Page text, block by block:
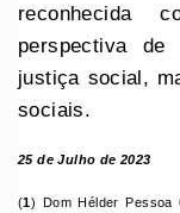
reconhecida
perspectiva
justiça social,
sociais.
25 de Julho de 2023
(1) Dom Hélder Pessoa